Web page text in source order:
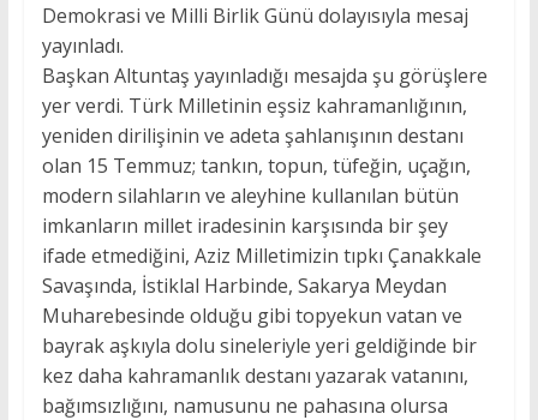
Demokrasi ve Milli Birlik Günü dolayısıyla mesaj
yayınladı.
Başkan Altuntaş yayınladığı mesajda şu görüşlere
yer verdi. Türk Milletinin eşsiz kahramanlığının,
yeniden dirilişinin ve adeta şahlanışının destanı
olan 15 Temmuz; tankın, topun, tüfeğin, uçağın,
modern silahların ve aleyhine kullanılan bütün
imkanların millet iradesinin karşısında bir şey
ifade etmediğini, Aziz Milletimizin tıpkı Çanakkale
Savaşında, İstiklal Harbinde, Sakarya Meydan
Muharebesinde olduğu gibi topyekun vatan ve
bayrak aşkıyla dolu sineleriyle yeri geldiğinde bir
kez daha kahramanlık destanı yazarak vatanını,
bağımsızlığını, namusunu ne pahasına olursa